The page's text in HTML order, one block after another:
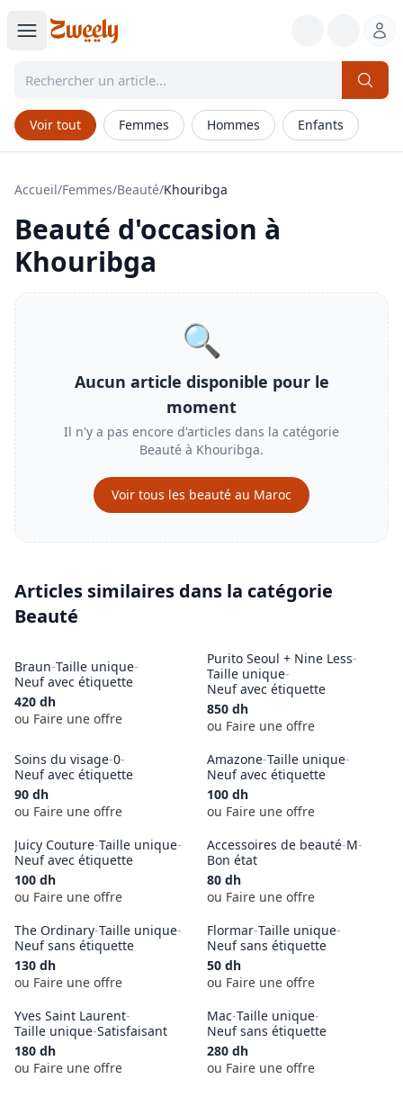
Voir tout Femmes Hommes Enfants
Accueil/Femmes/Beauté/Khouribga
Beauté d'occasion à
Khouribga
🔍
Aucun article disponible pour le
moment
Il n'y a pas encore d'articles dans la catégorie
Beauté à Khouribga.
Voir tous les beauté au Maroc
Articles similaires dans la catégorie
Beauté
Braun-Taille unique-
Neuf avec étiquette
420 dh
ou Faire une offre
Purito Seoul + Nine Less-
Taille unique-
Neuf avec étiquette
850 dh
ou Faire une offre
Soins du visage-0-
Neuf avec étiquette
90 dh
ou Faire une offre
Amazone-Taille unique-
Neuf avec étiquette
100 dh
ou Faire une offre
Juicy Couture-Taille unique-
Neuf avec étiquette
100 dh
ou Faire une offre
Accessoires de beauté-M-
Bon état
80 dh
ou Faire une offre
The Ordinary-Taille unique-
Neuf sans étiquette
130 dh
ou Faire une offre
Flormar-Taille unique-
Neuf sans étiquette
50 dh
ou Faire une offre
Yves Saint Laurent-
Taille unique-Satisfaisant
180 dh
ou Faire une offre
Mac-Taille unique-
Neuf sans étiquette
280 dh
ou Faire une offre